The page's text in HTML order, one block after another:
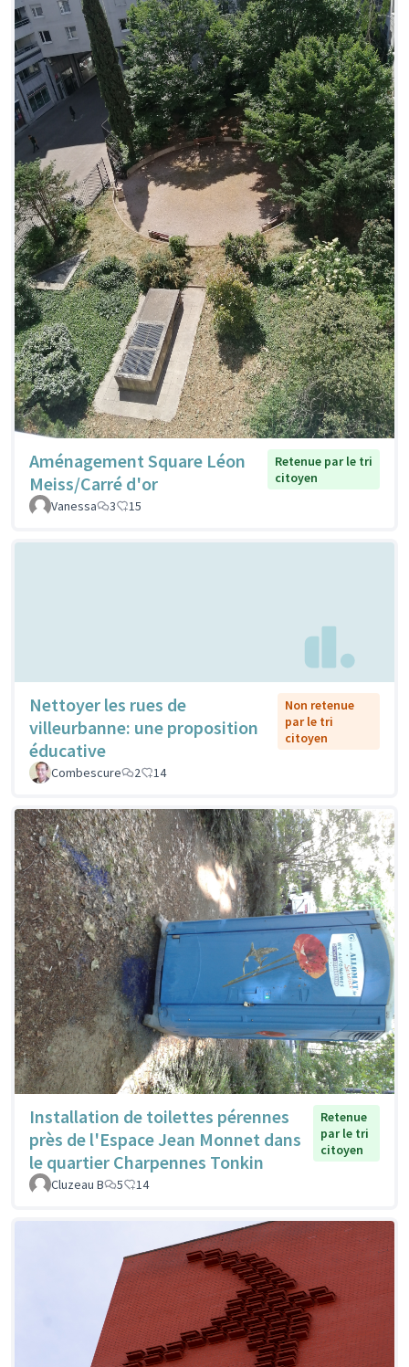
Aménagement Square Léon
Meiss/Carré d'or
Retenue par le tri
citoyen
Vanessa
3 15
Nettoyer les rues de
villeurbanne: une proposition
éducative
Non retenue
par le tri
citoyen
Combescure 2 14
Installation de toilettes pérennes
près de l'Espace Jean Monnet dans
le quartier Charpennes Tonkin
Retenue
par le tri
citoyen
Cluzeau B 5 14